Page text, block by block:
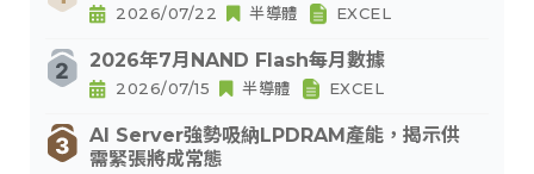
2026/07/22 半導體 EXCEL
2026年7月NAND Flash每月數據
2026/07/15 半導體 EXCEL
AI Server強勢吸納LPDRAM產能，揭示供
需緊張將成常態